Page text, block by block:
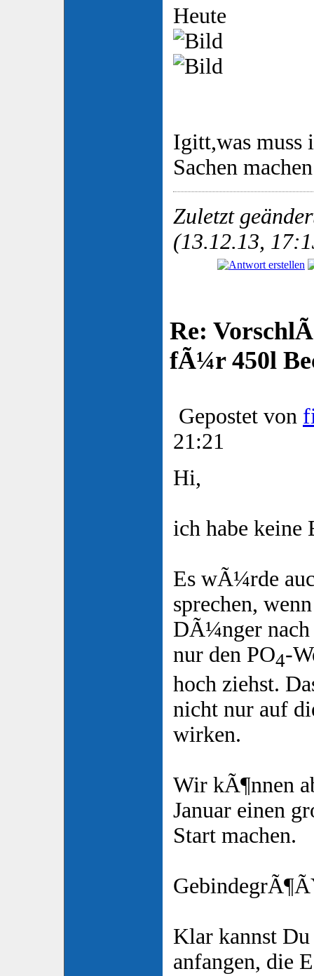
Heute
Igitt,was
Sachen
Zuletzt
(13.12.13,
Re:
fÃ¼r 450l
Gepostet von
21:21
Hi,
ich habe keine
Es wÃ¼rde
sprechen,
DÃ¼nger nach
nur den PO4-
hoch ziehst.
nicht nur auf
wirken.
Wir kÃ¶nnen
Januar einen
Start machen.
Klar kannst
anfangen, die